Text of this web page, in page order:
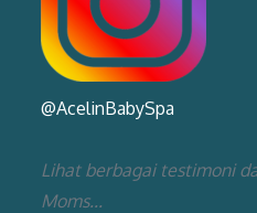
@AcelinBabySpa
Lihat berbagai testimoni
Moms...